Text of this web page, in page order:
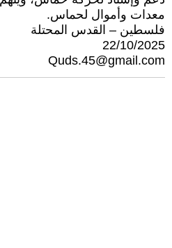
معدات وأموال لحماس.
فلسطين – القدس المحتلة
22/10/2025
Quds.45@gmail.com